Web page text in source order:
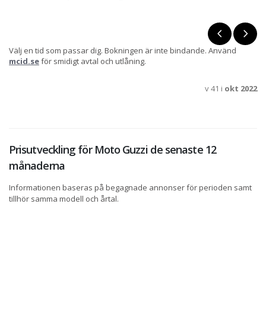
Välj en tid som passar dig. Bokningen är inte bindande. Använd
mcid.seför smidigt avtal och utlåning.
v 41 i okt 2022
Prisutveckling för Moto Guzzi de senaste 12
månaderna
Informationen baseras på begagnade annonser för perioden samt
tillhör samma modell och årtal.